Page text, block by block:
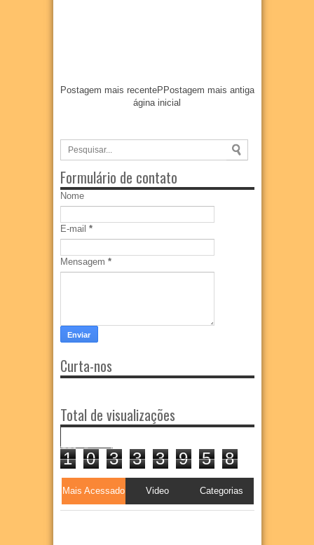
Postagem mais recente Postagem mais antiga
P
ágina inicial
Formulário de contato
Nome
E-mail *
Mensagem *
Curta-nos
Total de visualizações
1 0 3 3 3 9 5 8
Mais Acessado Video Categorias